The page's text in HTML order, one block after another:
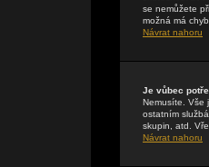
se nemůžete
možná má
Návrat nahoru
Je vůbec
Nemusíte. Vše
ostatním
skupin, atd.
Návrat nahoru